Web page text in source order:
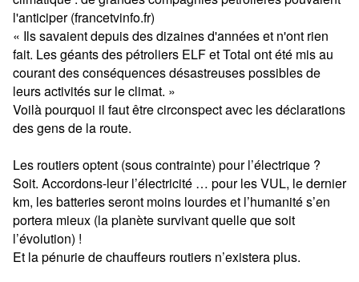
l'anticiper (francetvinfo.fr)
« Ils savaient depuis des dizaines d'années et n'ont rien
fait. Les géants des pétroliers ELF et Total ont été mis au
courant des conséquences désastreuses possibles de
leurs activités sur le climat. »
Voilà pourquoi il faut être circonspect avec les déclarations
des gens de la route.
Les routiers optent (sous contrainte) pour l’électrique ?
Soit. Accordons-leur l’électricité … pour les VUL, le dernier
km, les batteries seront moins lourdes et l’humanité s’en
portera mieux (la planète survivant quelle que soit
l’évolution) !
Et la pénurie de chauffeurs routiers n’existera plus.